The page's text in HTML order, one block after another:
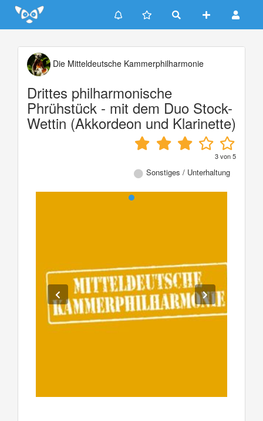
Update cookies preferences
Die Mitteldeutsche Kammerphilharmonie
Drittes philharmonische
Phrühstück - mit dem Duo Stock-
Wettin (Akkordeon und Klarinette)
3von5
Sonstiges / Unterhaltung